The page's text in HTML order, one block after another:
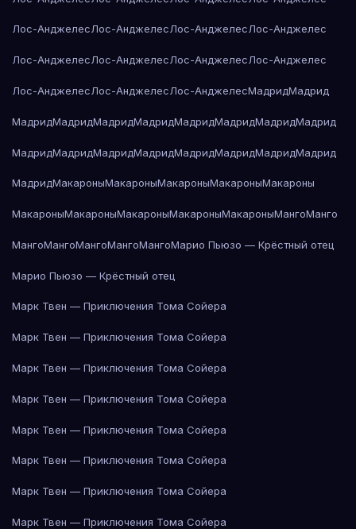
Лос-АнджелесЛос-АнджелесЛос-АнджелесЛос-Анджелес
Лос-АнджелесЛос-АнджелесЛос-АнджелесЛос-Анджелес
Лос-АнджелесЛос-АнджелесЛос-АнджелесМадридМадрид
МадридМадридМадридМадридМадридМадридМадридМадрид
МадридМадридМадридМадридМадридМадридМадридМадрид
МадридМакароныМакароныМакароныМакароныМакароны
МакароныМакароныМакароныМакароныМакароныМангоМанго
МангоМангоМангоМангоМангоМарио Пьюзо — Крёстный отец
Марио Пьюзо — Крёстный отец
Марк Твен — Приключения Тома Сойера
Марк Твен — Приключения Тома Сойера
Марк Твен — Приключения Тома Сойера
Марк Твен — Приключения Тома Сойера
Марк Твен — Приключения Тома Сойера
Марк Твен — Приключения Тома Сойера
Марк Твен — Приключения Тома Сойера
Марк Твен — Приключения Тома Сойера